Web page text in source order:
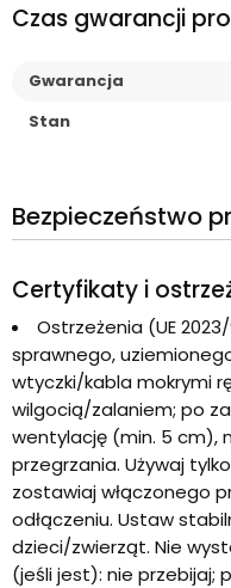
Czas gwarancji
Gwarancja
Stan
Bezpieczeństwo
Certyfikaty i
Ostrzeżenia (UE
sprawnego,
wtyczki/kabla mokrymi
wilgocią/zalaniem; po
wentylację (min. 5 cm),
przegrzania. Używaj
zostawiaj włączonego
odłączeniu. Ustaw
dzieci/zwierząt. Nie
(jeśli jest): nie przebijaj;